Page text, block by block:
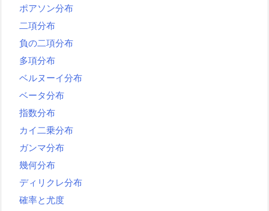
ポアソン分布
二項分布
負の二項分布
多項分布
ベルヌーイ分布
ベータ分布
指数分布
カイ二乗分布
ガンマ分布
幾何分布
ディリクレ分布
確率と尤度